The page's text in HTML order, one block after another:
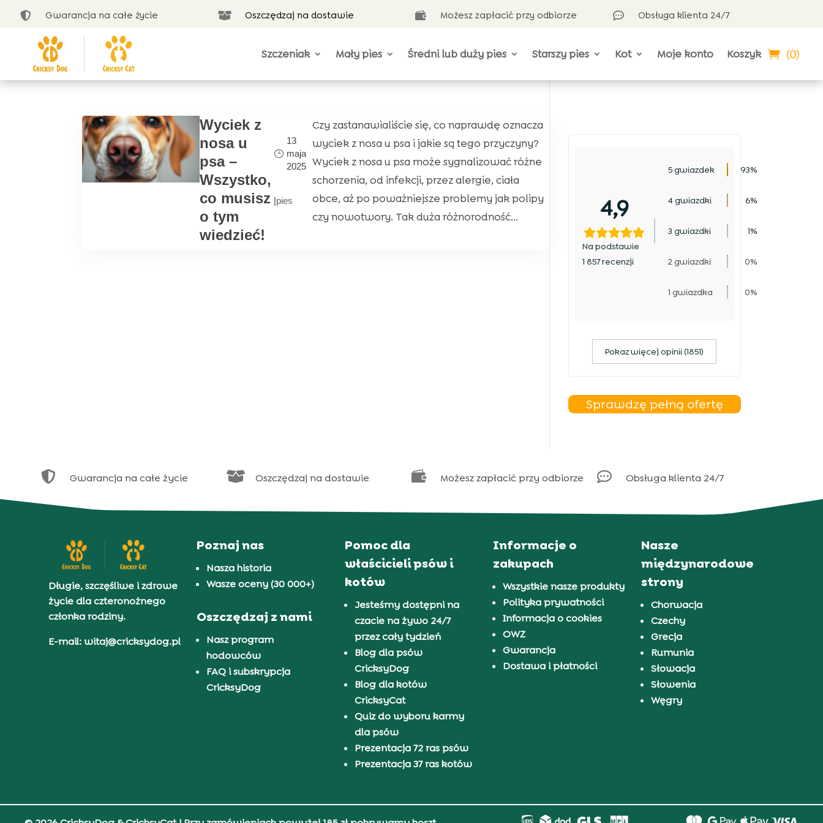
 Gwarancja na całe życie  Oszczędzaj na dostawie  Możesz zapłacić przy odbiorze  Obsługa klienta 24/7
Szczeniak Mały pies Średni lub duży pies Starszy pies Kot Moje konto Koszyk (0)
Wyciek z
nosa u
psa –
Wszystko,
co musisz
o tym
wiedzieć!
13
maja
2025
|pies
Czy zastanawialiście się, co naprawdę oznacza
wyciek z nosa u psa i jakie są tego przyczyny?
Wyciek z nosa u psa może sygnalizować różne
schorzenia, od infekcji, przez alergie, ciała
obce, aż po poważniejsze problemy jak polipy
czy nowotwory. Tak duża różnorodność...
4,9
Na podstawie
1 857 recenzji
5 gwiazdek 93%
4 gwiazdki 6%
3 gwiazdki 1%
2 gwiazdki 0%
1 gwiazdka 0%
Pokaz więcej opinii (1851)
Sprawdzę pełną ofertę
 Gwarancja na całe życie  Oszczędzaj na dostawie  Możesz zapłacić przy odbiorze  Obsługa klienta 24/7
Długie, szczęśliwe i zdrowe
życie dla czteronożnego
członka rodziny.
E-mail: witaj@cricksydog.pl
Poznaj nas
Nasza historia
Wasze oceny (30 000+)
Oszczędzaj z nami
Nasz program
hodowców
FAQ i subskrypcja
CricksyDog
Pomoc dla
właścicieli psów i
kotów
Jesteśmy dostępni na
czacie na żywo 24/7
przez cały tydzień
Blog dla psów
CricksyDog
Blog dla kotów
CricksyCat
Quiz do wyboru karmy
dla psów
Prezentacja 72 ras psów
Prezentacja 37 ras kotów
Informacje o
zakupach
Wszystkie nasze produkty
Polityka prywatności
Informacja o cookies
OWZ
Gwarancja
Dostawa i płatności
Nasze
międzynarodowe
strony
Chorwacja
Czechy
Grecja
Rumunia
Słowacja
Słowenia
Węgry